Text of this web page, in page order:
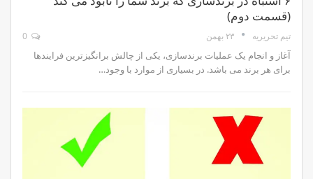
(قسمت دوم)
تیم تحریریه ۲۳ بهمن
آغاز و انجام یک عملیات برندسازی، یکی از چالش برانگیزترین فرایندها
برای هر برند می باشد. در بسیاری از موارد با وجود…